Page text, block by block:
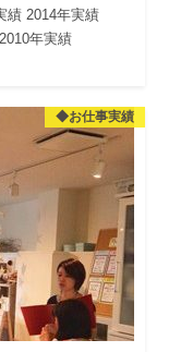
績 2014年実績
年実績
◆お仕事実績